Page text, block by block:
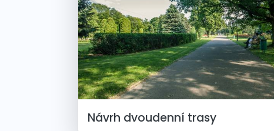
Návrh dvoudenní trasy